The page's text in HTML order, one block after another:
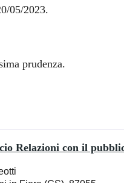
05/2023.
prudenza.
Relazioni con il